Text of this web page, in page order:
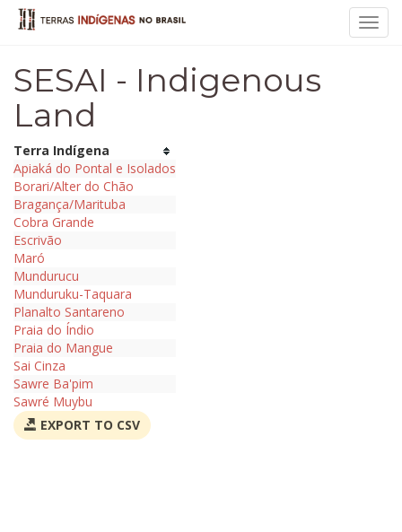
SESAI - Indigenous
Land
Terra Indígena
Apiaká do Pontal e Isolados
Borari/Alter do Chão
Bragança/Marituba
Cobra Grande
Escrivão
Maró
Mundurucu
Munduruku-Taquara
Planalto Santareno
Praia do Índio
Praia do Mangue
Sai Cinza
Sawre Ba'pim
Sawré Muybu
EXPORT TO CSV